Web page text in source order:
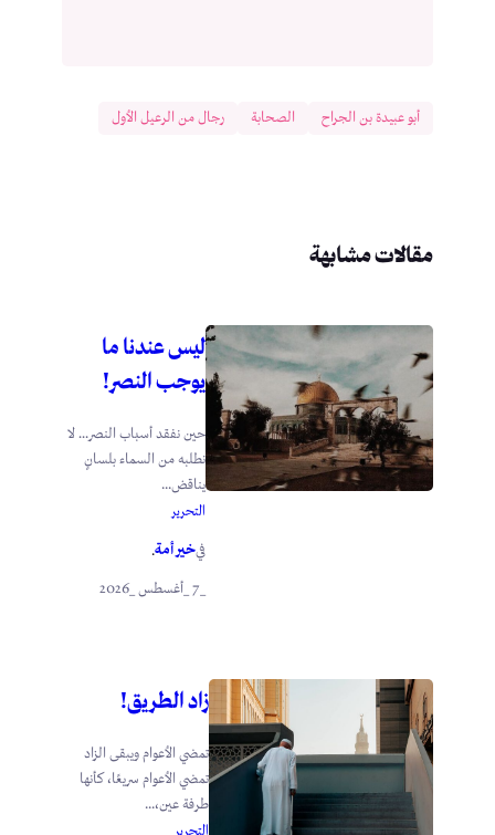
أبو عبيدة بن الجراح الصحابة رجال من الرعيل الأول
مقالات مشابهة
ليس عندنا ما
يوجب النصر!
حين نفقد أسباب النصر… لا
نطلبه من السماء بلسانٍ
يناقض...
التحرير
فيخير أمة.
زاد الطريق!
تمضي الأعوام ويبقى الزاد
تمضي الأعوام سريعًا، كأنها
طرفة عين،...
التحرير